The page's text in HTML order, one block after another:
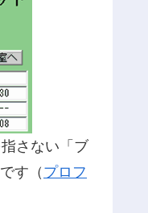
さない「ブ
す（ プロフ